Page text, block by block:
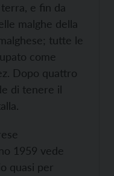
e fin da
malghe della
tutte le
come
Dopo quattro
di tenere il
1959 vede
quasi per